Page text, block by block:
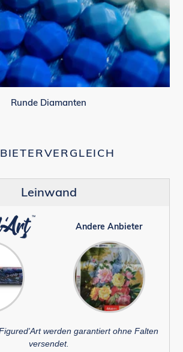
Runde Diamanten
Leinwand
Andere Anbieter
werden garantiert ohne Falten
versendet.